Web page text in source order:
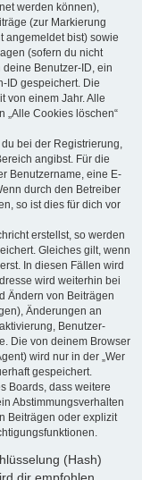
werden können),
(zur Markierung
angemeldet bist) sowie
(sofern du nicht
Benutzer-ID, ein
ID gespeichert. Die
von einem Jahr. Alle
„Alle Cookies löschen“
bei der Registrierung,
angibst. Für die
Benutzername, eine E-
durch den Betreiber
so ist dies für dich vor
erstellst, so werden
Gleiches gilt, wenn
In diesen Fällen wird
wird weiterhin bei
Ändern von Beiträgen
Änderungen an
Benutzer-
Die von deinem Browser
wird nur in der „Wer
gespeichert.
Boards, dass weitere
Abstimmungsverhalten
Beiträgen oder explizit
(Hash)